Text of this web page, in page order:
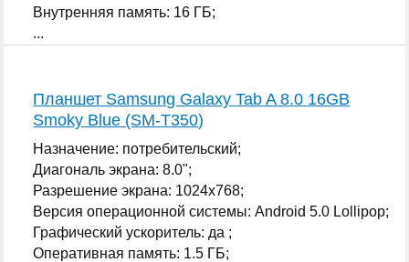
Внутренняя память: 16 ГБ;
...
Планшет Samsung Galaxy Tab A 8.0 16GB
Smoky Blue (SM-T350)
Назначение: потребительский;
Диагональ экрана: 8.0";
Разрешение экрана: 1024x768;
Версия операционной системы: Android 5.0 Lollipop;
Графический ускоритель: да ;
Оперативная память: 1.5 ГБ;